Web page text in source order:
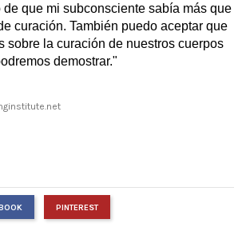
de que mi subconsciente sabía más que
curación. También puedo aceptar que
sobre la curación de nuestros cuerpos
demostrar."
PINTEREST